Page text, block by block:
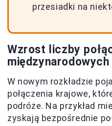
przesiadki na
Wzrost liczby
międzynarodowych
W nowym rozkładzie
połączenia krajowe,
podróże. Na przykład
zyskają bezpośrednie